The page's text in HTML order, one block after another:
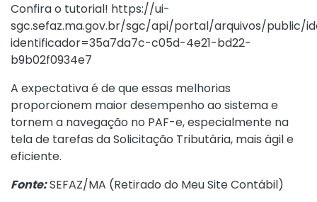
Confira o tutorial! https://ui-
sgc.sefaz.ma.gov.br/sgc/api/portal/arquivos/public/
identificador=35a7da7c-c05d-4e21-bd22-
b9b02f0934e7
A expectativa é de que essas melhorias
proporcionem maior desempenho ao sistema e
tornem a navegação no PAF-e, especialmente na
tela de tarefas da Solicitação Tributária, mais ágil e
eficiente.
Fonte:SEFAZ/MA (Retirado do Meu Site Contábil)